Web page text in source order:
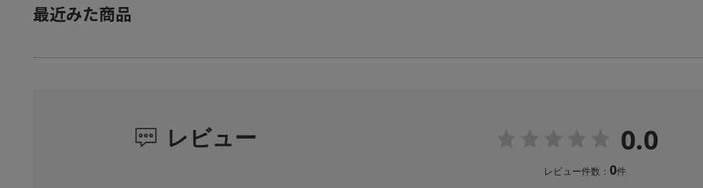
最近みた商品
レビュー 0.0
レビュー件数： 0件